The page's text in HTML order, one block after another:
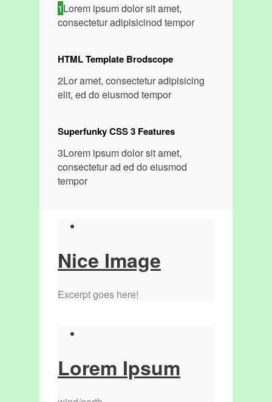
1Lorem ipsum dolor sit amet,
consectetur adipisicinod tempor
HTML Template Brodscope
2Lor amet, consectetur adipisicing
elit, ed do eiusmod tempor
Superfunky CSS 3 Features
3Lorem ipsum dolor sit amet,
consectetur ad ed do eiusmod
tempor
Nice Image
Excerpt goes here!
Lorem Ipsum